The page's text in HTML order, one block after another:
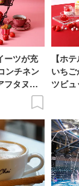
ーツが充
ンチネン
フタヌー
【ホ
いち
ツビュ